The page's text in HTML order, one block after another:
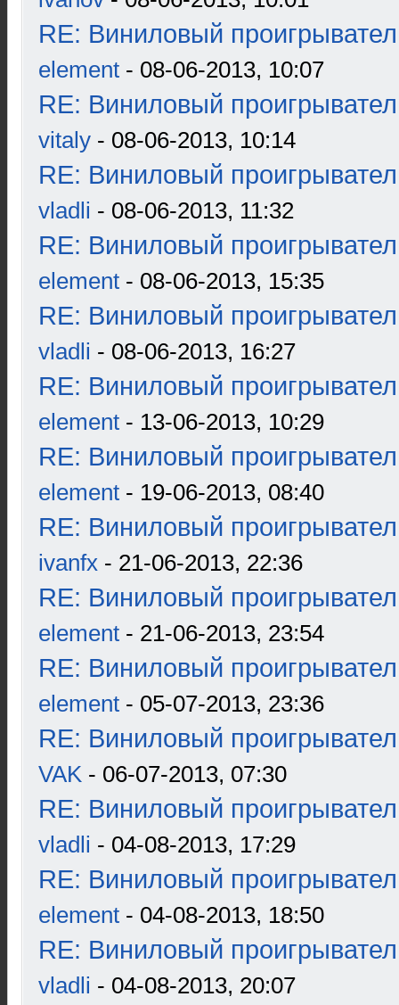
RE: Виниловый
element - 08-06-2013, 10:07
RE: Виниловый
vitaly - 08-06-2013, 10:14
RE: Виниловый
vladli - 08-06-2013, 11:32
RE: Виниловый
element - 08-06-2013, 15:35
RE: Виниловый
vladli - 08-06-2013, 16:27
RE: Виниловый
element - 13-06-2013, 10:29
RE: Виниловый
element - 19-06-2013, 08:40
RE: Виниловый
ivanfx - 21-06-2013, 22:36
RE: Виниловый
element - 21-06-2013, 23:54
RE: Виниловый
element - 05-07-2013, 23:36
RE: Виниловый
VAK - 06-07-2013, 07:30
RE: Виниловый
vladli - 04-08-2013, 17:29
RE: Виниловый
element - 04-08-2013, 18:50
RE: Виниловый
vladli - 04-08-2013, 20:07